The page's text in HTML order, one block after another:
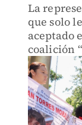
La
que solo
aceptado
coalición